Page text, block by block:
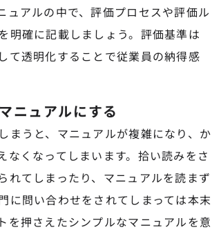
ュアルの中で、評価プロセスや評価ル
明確に記載しましょう。評価基準は
て透明化することで従業員の納得感
ニュアルにする
まうと、マニュアルが複雑になり、か
なくなってしまいます。拾い読みをさ
れてしまったり、マニュアルを読まず
に問い合わせをされてしまっては本末
を押さえたシンプルなマニュアルを意